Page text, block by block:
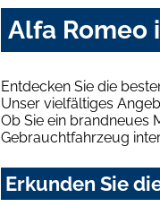
Alfa Romeo
Entdecken Sie die
Unser vielfältiges
Ob Sie ein brandneues
Gebrauchtfahrzeug
Erkunden Sie